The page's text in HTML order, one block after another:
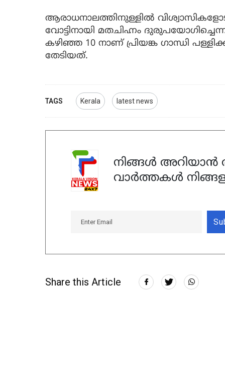
ആരാധനാലത്തിനുള്ളില്‍ വിശ്വാസികളോട്
വോട്ടിനായി മതചിഹ്നം
കഴിഞ്ഞ 10 നാണ് പ്രിയങ്ക ഗാന്ധി
തേടിയത്.
TAGS Kerala latest news
നിങ്ങൾ അറിയാൻ
വാർത്തകൾ
Share this Article